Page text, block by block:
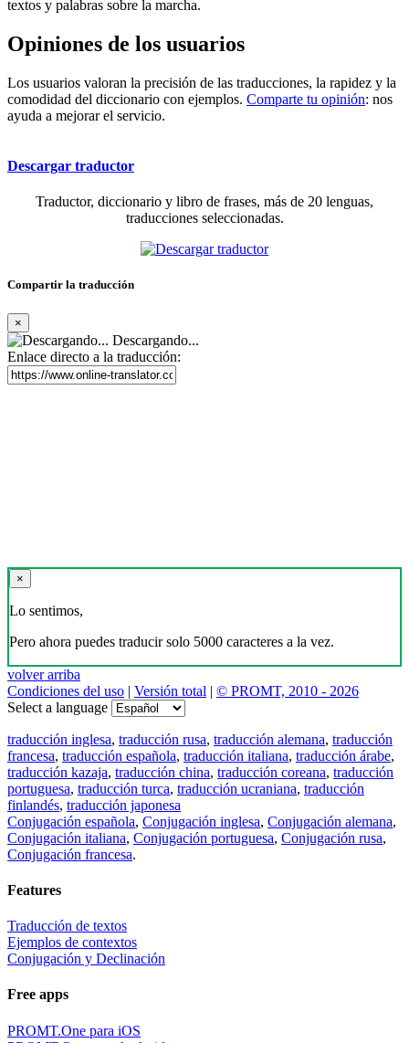
textos y palabras sobre la marcha.
Opiniones de los usuarios
Los usuarios valoran la precisión de las traducciones, la rapidez y la
comodidad del diccionario con ejemplos. Comparte tu opinión: nos
ayuda a mejorar el servicio.
Descargar traductor
Traductor, diccionario y libro de frases, más de 20 lenguas,
traducciones seleccionadas.
Compartir la traducción
×
Descargando...
Enlace directo a la traducción:
×
Lo sentimos,
Pero ahora puedes traducir solo 5000 caracteres a la vez.
volver arriba
Condiciones del uso | Versión total | © PROMT, 2010 - 2026
Select a language
traducción inglesa, traducción rusa, traducción alemana, traducción
francesa, traducción española, traducción italiana, traducción árabe,
traducción kazaja, traducción china, traducción coreana, traducción
portuguesa, traducción turca, traducción ucraniana, traducción
finlandés, traducción japonesa
Conjugación española, Conjugación inglesa, Conjugación alemana,
Conjugación italiana, Conjugación portuguesa, Conjugación rusa,
Conjugación francesa.
Features
Traducción de textos
Ejemplos de contextos
Conjugación y Declinación
Free apps
PROMT.One para iOS